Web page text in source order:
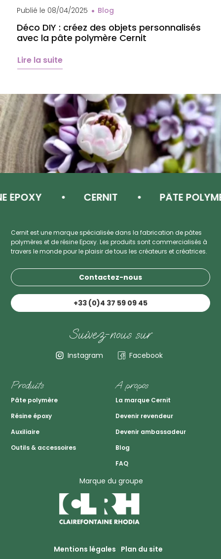
Publié le 08/04/2025 Blog
Déco DIY : créez des objets personnalisés
avec la pâte polymère Cernit
Lire la suite
CERNIT PÂTE POLYMÈRE
Cernit est une marque spécialisée dans la fabrication de pâtes
polymères et de résine Epoxy. Les produits sont commercialisés à
travers le monde pour le plaisir de tous les créateurs et créatrices.
Contactez-nous
+33 (0)4 37 59 09 45
Suivez-nous sur
Instagram Facebook
Produits
Pâte polymère
Résine époxy
Auxiliaire
Outils & accessoires
A propos
La marque Cernit
Devenir revendeur
Devenir ambassadeur
Blog
FAQ
Marque du groupe
Mentions légales Plan du site